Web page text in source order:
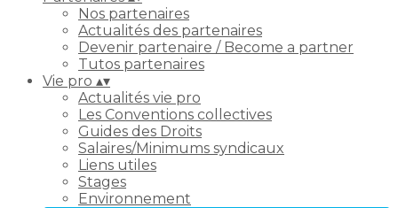
Nos partenaires
Actualités des partenaires
Devenir partenaire / Become a partner
Tutos partenaires
Vie pro ▴▾
Actualités vie pro
Les Conventions collectives
Guides des Droits
Salaires/Minimums syndicaux
Liens utiles
Stages
Environnement